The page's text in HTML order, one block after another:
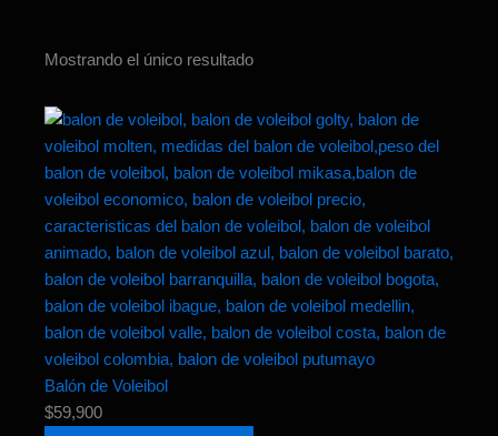
Mostrando el único resultado
Balón de Voleibol
$59,900
Este
producto
tiene
múltiples
variantes.
Las
opciones
se
pueden
elegir